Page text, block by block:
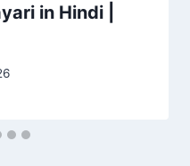
in Hindi |